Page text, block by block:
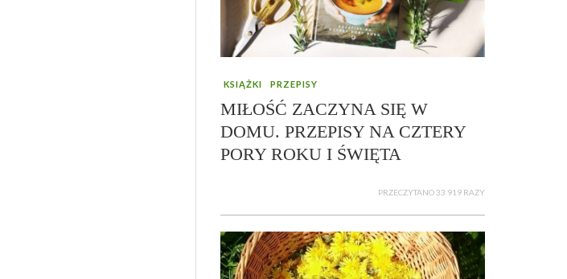
KSIĄŻKI PRZEPISY
MIŁOŚĆ ZACZYNA SIĘ W
DOMU. PRZEPISY NA CZTERY
PORY ROKU I ŚWIĘTA
PRZECZYTANO 33 919 RAZY